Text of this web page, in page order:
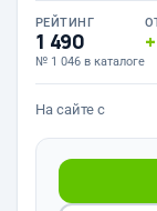
РЕЙТИНГ
1 490
№ 1 046 в каталоге
На сайте с